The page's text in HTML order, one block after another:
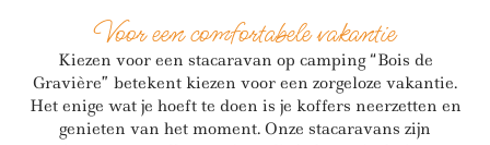
Voor een comfortabele vakantie
Kiezen voor een stacaravan op camping “Bois de
Gravière” betekent kiezen voor een zorgeloze vakantie.
Het enige wat je hoeft te doen is je koffers neerzetten en
genieten van het moment. Onze stacaravans zijn